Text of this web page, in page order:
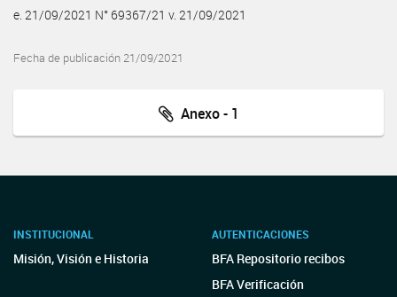
e. 21/09/2021 N° 69367/21 v. 21/09/2021
Fecha de publicación 21/09/2021
Anexo - 1
INSTITUCIONAL
Misión, Visión e Historia
AUTENTICACIONES
BFA Repositorio recibos
BFA Verificación